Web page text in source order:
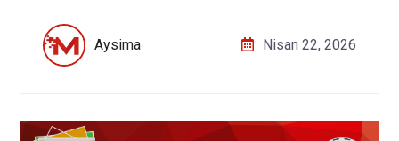
Aysima Nisan 22, 2026